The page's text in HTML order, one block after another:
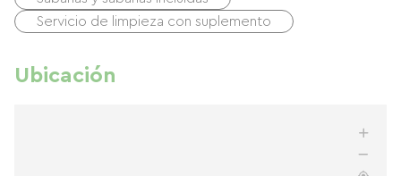
Servicio de limpieza con suplemento
Ubicación